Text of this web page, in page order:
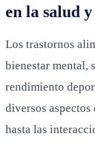
en la salud
Los trastornos
bienestar mental,
rendimiento
diversos
hasta las